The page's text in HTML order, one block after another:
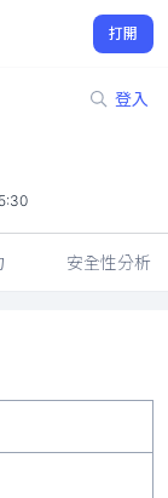
打開
登入
安全性分析